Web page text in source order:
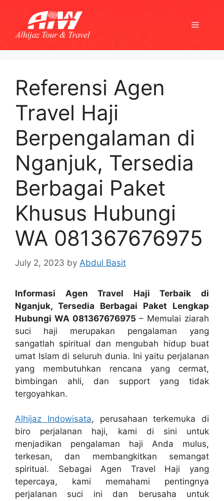
content
Menu
Referensi Agen
Travel Haji
Berpengalaman di
Nganjuk, Tersedia
Berbagai Paket
Khusus Hubungi
WA 081367676975
July 2, 2023 by Abdul Basit
Informasi Agen Travel Haji Terbaik di
Nganjuk, Tersedia Berbagai Paket Lengkap
Hubungi WA 081367676975 – Memulai ziarah
suci haji merupakan pengalaman yang
sangatlah spiritual dan mengubah hidup buat
umat Islam di seluruh dunia. Ini yaitu perjalanan
yang membutuhkan rencana yang cermat,
bimbingan ahli, dan support yang tidak
tergoyahkan.
Alhijaz Indowisata, perusahaan terkemuka di
biro perjalanan haji, kami di sini untuk
menjadikan pengalaman haji Anda mulus,
terkesan, dan membangkitkan semangat
spiritual. Sebagai Agen Travel Haji yang
tepercaya, kami memahami pentingnya
perjalanan suci ini dan berusaha untuk